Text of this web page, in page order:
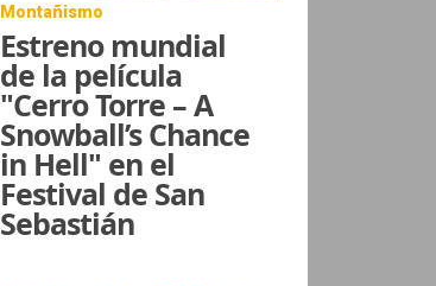
Montañismo
Estreno mundial
de la película
"Cerro Torre – A
Snowball’s Chance
in Hell" en el
Festival de San
Sebastián